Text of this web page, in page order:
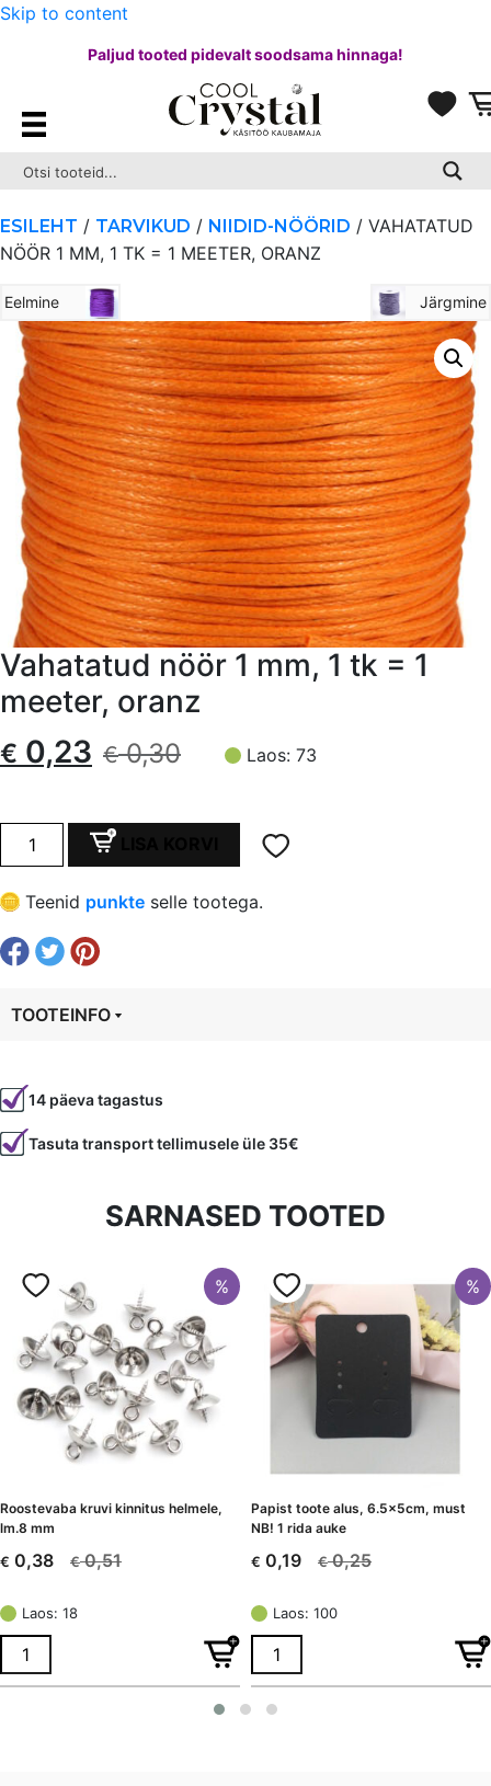
Skip to content
Paljud tooted pidevalt soodsama hinnaga!
ESILEHT / TARVIKUD / NIIDID-NÖÖRID / VAHATATUD
NÖÖR 1 MM, 1 TK = 1 MEETER, ORANZ
Eelmine Järgmine
Vahatatud nöör 1 mm, 1 tk = 1
meeter, oranz
€0,30
Algne
oli:
€ 0,30.
€ 0,23
Current
is:
€ 0,23.
Laos: 73
Vahatatud
nöör
1
mm,
1
tk
kogus
Teenid punkte selle tootega.
TOOTEINFO
Värvus
Oranž
Läbimõõt
1 mm
14 päeva tagastus
Tasuta transport tellimusele üle 35€
SARNASED TOOTED
%
Roostevaba kruvi kinnitus helmele,
lm.8 mm
€0,51
Algne
oli:
€ 0,51.
€ 0,38
Current
is:
€ 0,38.
Laos: 18
%
Papist toote alus, 6.5x5cm, must
NB! 1 rida auke
€0,25
Algne
oli:
€ 0,25.
€ 0,19
Current
is:
€ 0,19.
Laos: 100